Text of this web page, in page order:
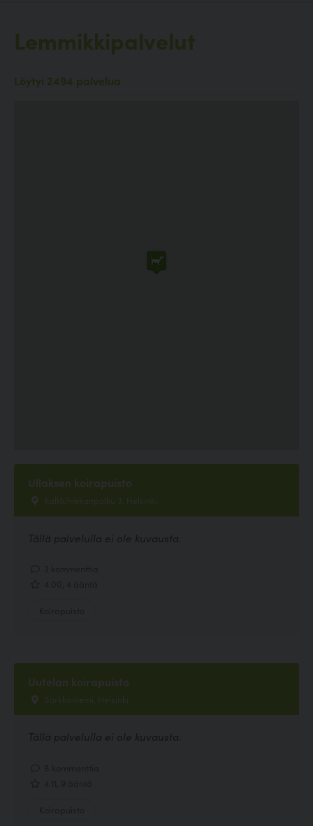
Lemmikkipalvelut
Löytyi 2494 palvelua
Ullaksen koirapuisto
Kalkkihiekanpolku 3, Helsinki
Tällä palvelulla ei ole kuvausta.
Uutelan koirapuisto
Särkkäniemi, Helsinki
Tällä palvelulla ei ole kuvausta.